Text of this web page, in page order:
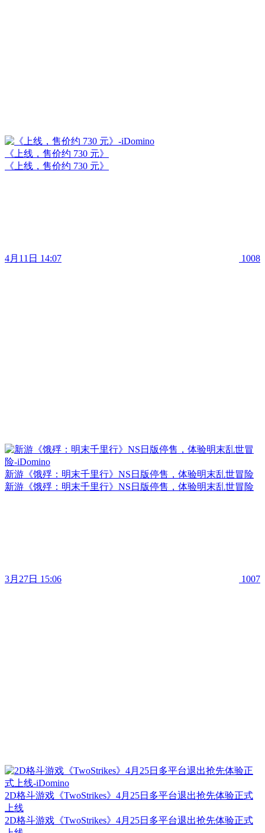
《上线，售价约 730 元》
《上线，售价约 730 元》
4月11日 14:07 1008
新游《饿殍：明末千里行》NS日版停售，体验明末乱世冒险
新游《饿殍：明末千里行》NS日版停售，体验明末乱世冒险
3月27日 15:06 1007
2D格斗游戏《TwoStrikes》4月25日多平台退出抢先体验正式
上线
2D格斗游戏《TwoStrikes》4月25日多平台退出抢先体验正式